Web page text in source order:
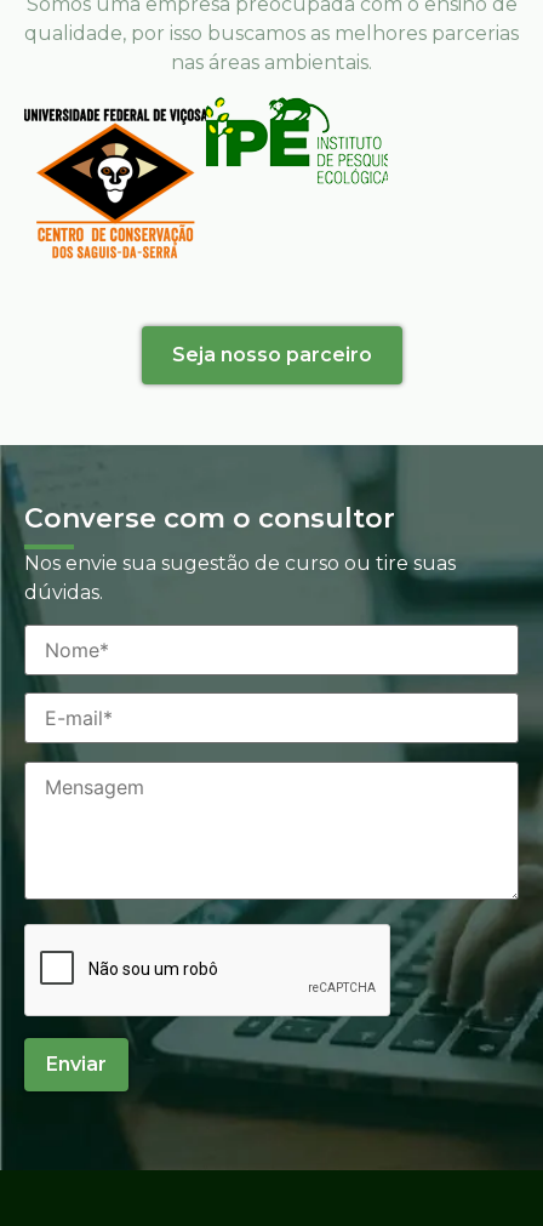
qualidade, por isso buscamos as melhores parcerias
nas áreas ambientais.
Seja nosso parceiro
Converse com o consultor
Nos envie sua sugestão de curso ou tire suas
dúvidas.